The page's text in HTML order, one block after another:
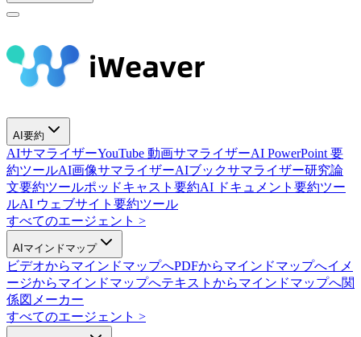
AI要約
AIサマライザーYouTube 動画サマライザーAI PowerPoint 要
約ツールAI画像サマライザーAIブックサマライザー研究論
文要約ツールポッドキャスト要約AI ドキュメント要約ツー
ルAI ウェブサイト要約ツール
すべてのエージェント >
AIマインドマップ
ビデオからマインドマップへPDFからマインドマップへイメ
ージからマインドマップへテキストからマインドマップへ関
係図メーカー
すべてのエージェント >